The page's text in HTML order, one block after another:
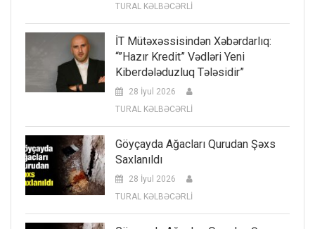
TURAL KƏLBƏCƏRLİ
İT Mütəxəssisindən Xəbərdarlıq:
“”Hazır Kredit” Vədləri Yeni
Kiberdələduzluq Tələsidir”
28 İyul 2026
TURAL KƏLBƏCƏRLİ
Göyçayda Ağacları Qurudan Şəxs
Saxlanıldı
28 İyul 2026
TURAL KƏLBƏCƏRLİ